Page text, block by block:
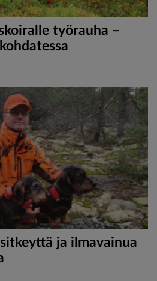
työrauha –
ja ilmavainua